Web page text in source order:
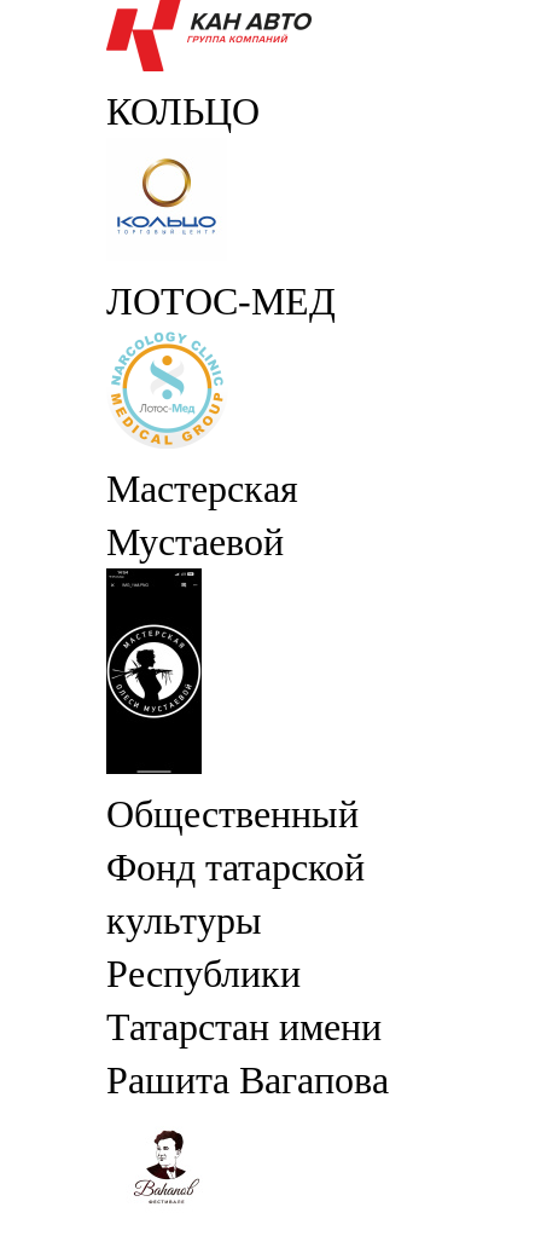
КОЛЬЦО
ЛОТОС-МЕД
Мастерская
Мустаевой
Общественный
Фонд татарской
культуры
Республики
Татарстан имени
Рашита Вагапова